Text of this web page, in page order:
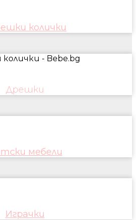
колички
Дрешки
мебели
Играчки